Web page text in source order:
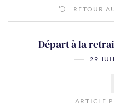
RETOUR
Départ à la
29
ARTICLE